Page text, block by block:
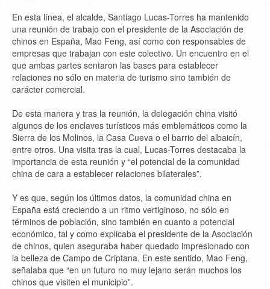
En esta línea, el alcalde, Santiago Lucas-Torres ha mantenido
una reunión de trabajo con el presidente de la Asociación de
chinos en España, Mao Feng, así como con responsables de
empresas que trabajan con este colectivo. Un encuentro en el
que ambas partes sentaron las bases para establecer
relaciones no sólo en materia de turismo sino también de
carácter comercial.
De esta manera y tras la reunión, la delegación china visitó
algunos de los enclaves turísticos más emblemáticos como la
Sierra de los Molinos, la Casa Cueva o el barrio del albaicín,
entre otros. Una visita tras la cual, Lucas-Torres destacaba la
importancia de esta reunión y “el potencial de la comunidad
china de cara a establecer relaciones bilaterales”.
Y es que, según los últimos datos, la comunidad china en
España está creciendo a un ritmo vertiginoso, no sólo en
términos de población, sino también en cuanto a potencial
económico, tal y como explicaba el presidente de la Asociación
de chinos, quien aseguraba haber quedado impresionado con
la belleza de Campo de Criptana. En este sentido, Mao Feng,
señalaba que “en un futuro no muy lejano serán muchos los
chinos que visiten el municipio”.